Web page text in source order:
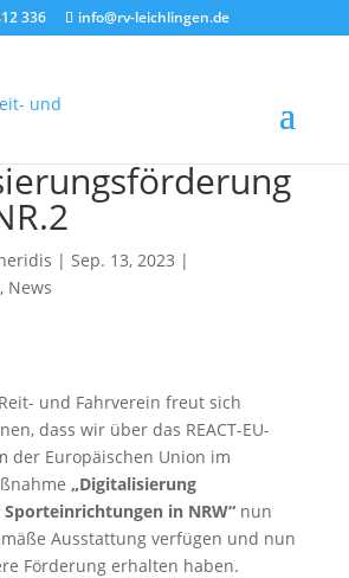
336 info@rv-leichlingen.de
| Sep. 13, 2023 |
, News
und Fahrverein freut sich
dass wir über das REACT-EU-
der Europäischen Union im
„Digitalisierung
in NRW“nun
Ausstattung verfügen und nun
Förderung erhalten haben.